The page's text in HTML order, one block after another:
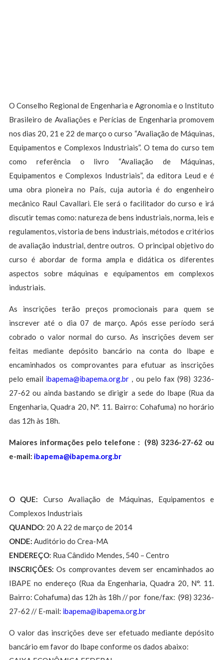
O Conselho Regional de Engenharia e Agronomia e o Instituto
Brasileiro de Avaliações e Perícias de Engenharia promovem
nos dias 20, 21 e 22 de março o curso “Avaliação de Máquinas,
Equipamentos e Complexos Industriais”. O tema do curso tem
como referência o livro “Avaliação de Máquinas,
Equipamentos e Complexos Industriais”, da editora Leud e é
uma obra pioneira no País, cuja autoria é do engenheiro
mecânico Raul Cavallari. Ele será o facilitador do curso e irá
discutir temas como: natureza de bens industriais, norma, leis e
regulamentos, vistoria de bens industriais, métodos e critérios
de avaliação industrial, dentre outros. O principal objetivo do
curso é abordar de forma ampla e didática os diferentes
aspectos sobre máquinas e equipamentos em complexos
industriais.
As inscrições terão preços promocionais para quem se
inscrever até o dia 07 de março. Após esse período será
cobrado o valor normal do curso. As inscrições devem ser
feitas mediante depósito bancário na conta do Ibape e
encaminhados os comprovantes para efutuar as inscrições
pelo email ibapema@ibapema.org.br , ou pelo fax (98) 3236-
27-62 ou ainda bastando se dirigir a sede do Ibape (Rua da
Engenharia, Quadra 20, N°. 11. Bairro: Cohafuma) no horário
das 12h às 18h.
Maiores informações pelo telefone : (98) 3236-27-62 ou
e-mail: ibapema@ibapema.org.br
O QUE: Curso Avaliação de Máquinas, Equipamentos e
Complexos Industriais
QUANDO: 20 A 22 de março de 2014
ONDE: Auditório do Crea-MA
ENDEREÇO: Rua Cândido Mendes, 540 – Centro
INSCRIÇÕES: Os comprovantes devem ser encaminhados ao
IBAPE no endereço (Rua da Engenharia, Quadra 20, N°. 11.
Bairro: Cohafuma) das 12h às 18h // por fone/fax: (98) 3236-
27-62 // E-mail: ibapema@ibapema.org.br
O valor das inscrições deve ser efetuado mediante depósito
bancário em favor do Ibape conforme os dados abaixo: